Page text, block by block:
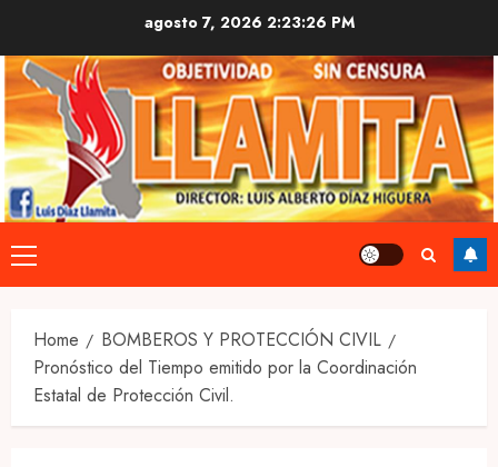
content
agosto 7, 20262:23:27 PM
Primary
Menu
Home
BOMBEROS Y PROTECCIÓN CIVIL
Pronóstico del Tiempo emitido por la Coordinación
Estatal de Protección Civil.